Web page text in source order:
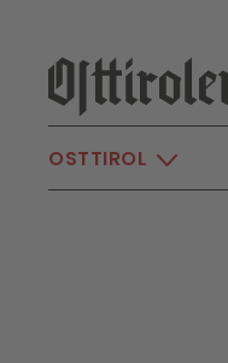
Skip to main content
OSTTIROL